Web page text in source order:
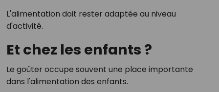
L'alimentation doit rester adaptée au niveau
d'activité.
Et chez les enfants ?
Le goûter occupe souvent une place importante
dans l'alimentation des enfants.